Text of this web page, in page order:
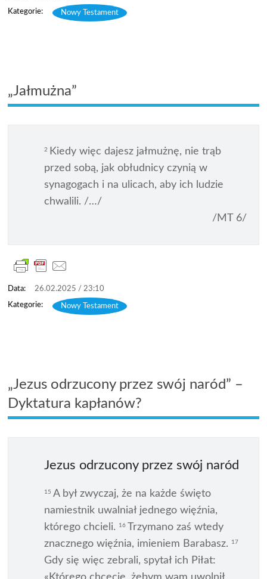
Nowy Testament
„Jałmużna”
2
Kiedy więc dajesz jałmużnę, nie trąb
przed sobą, jak obłudnicy czynią w
synagogach i na ulicach, aby ich ludzie
chwalili. /…/
/MT 6/
26.02.2025 / 23:10
Nowy Testament
„Jezus odrzucony przez swój naród” –
Dyktatura kapłanów?
Jezus odrzucony przez swój naród
15 A był zwyczaj, że na każde święto
namiestnik uwalniał jednego więźnia,
którego chcieli.
16Trzymano zaś wtedy
znacznego więźnia, imieniem Barabasz.
17
Gdy się więc zebrali, spytał ich Piłat: